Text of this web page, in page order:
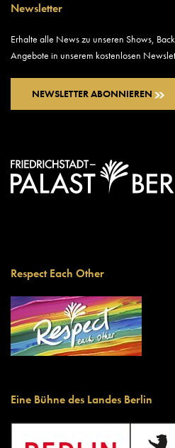
Newsletter
Erhalte alle News zu unseren Shows,
Angebote in unserem kostenlosen
NEWSLETTER ABONNIEREN
Respect Each Other
Eine Bühne des Landes Berlin